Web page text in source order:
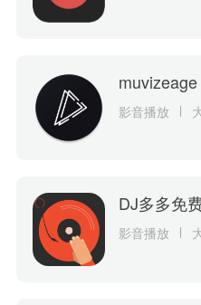
muvizeage
影音播放
DJ多多免
影音播放